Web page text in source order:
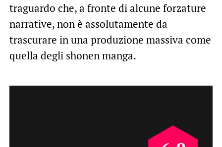
traguardo che, a fronte di alcune forzature
narrative, non è assolutamente da
trascurare in una produzione massiva come
quella degli shonen manga.